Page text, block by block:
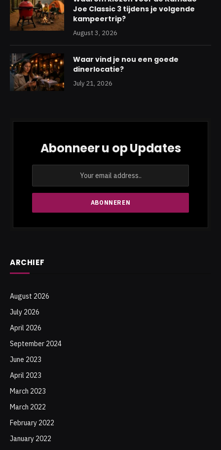
Joe Classic 3 tijdens je volgende
kampeertrip?
August 3, 2026
Waar vind je nou een goede
dinerlocatie?
July 21, 2026
Abonneer u op Updates
ARCHIEF
August 2026
July 2026
April 2026
September 2024
June 2023
April 2023
March 2023
March 2022
February 2022
January 2022